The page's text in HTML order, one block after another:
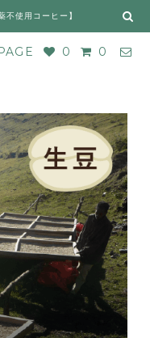
不使用コーヒー 】
0 0